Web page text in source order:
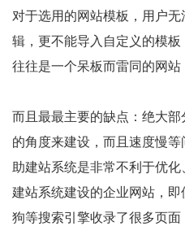
对于选用的网站模板，用户
辑，更不能导入自定义的模板
往往是一个呆板而雷同的网站
而且最最主要的缺点：绝大
的角度来建设，而且速度慢
助建站系统是非常不利于优
建站系统建设的企业网站，即
狗等搜索引擎收录了很多页面